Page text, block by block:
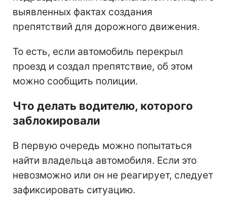
выявленных фактах создания
препятствий для дорожного движения.
То есть, если автомобиль перекрыл
проезд и создал препятствие, об этом
можно сообщить полиции.
Что делать водителю, которого
заблокировали
В первую очередь можно попытаться
найти владельца автомобиля. Если это
невозможно или он не реагирует, следует
зафиксировать ситуацию.